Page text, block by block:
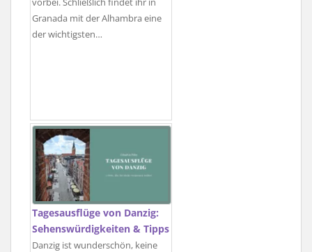
vorbei. Schließlich findet ihr in
Granada mit der Alhambra eine
der wichtigsten…
Tagesausflüge von Danzig:
Sehenswürdigkeiten & Tipps
Danzig ist wunderschön, keine